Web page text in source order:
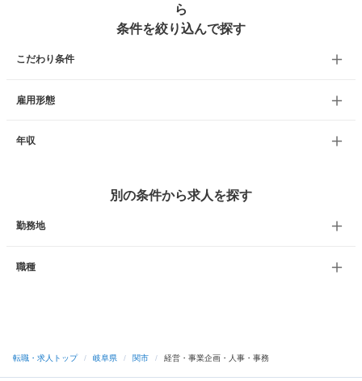
ら
条件を絞り込んで探す
こだわり条件
雇用形態
年収
別の条件から求人を探す
勤務地
職種
転職・求人トップ / 岐阜県 / 関市 / 経営・事業企画・人事・事務